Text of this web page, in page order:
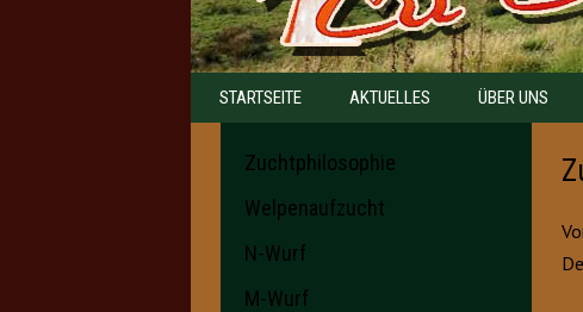
STARTSEITE AKTUELLES ÜBER UNS
Zuchtphilosophie
Welpenaufzucht
N-Wurf
M-Wurf